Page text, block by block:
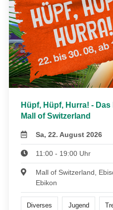
Hüpf, Hüpf, Hurra! -
Mall of Switzerland
Sa, 22. August 2026
11:00 - 19:00 Uhr
Mall of Switzerland,
Ebikon
Diverses Jugend